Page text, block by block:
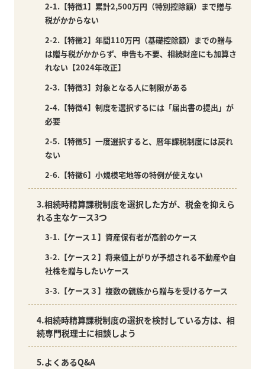
2-1.【特徴1】累計2,500万円（特別控除額）まで贈与
税がかからない
2-2.【特徴2】年間110万円（基礎控除額）までの贈与
は贈与税がかからず、申告も不要、相続財産にも加算さ
れない【2024年改正】
2-3.【特徴3】対象となる人に制限がある
2-4.【特徴4】制度を選択するには「届出書の提出」が
必要
2-5.【特徴5】一度選択すると、暦年課税制度には戻れ
ない
2-6.【特徴6】小規模宅地等の特例が使えない
3.相続時精算課税制度を選択した方が、税金を抑えら
れる主なケース3つ
3-1.【ケース１】資産保有者が高齢のケース
3-2.【ケース２】将来値上がりが予想される不動産や自
社株を贈与したいケース
3-3.【ケース３】複数の親族から贈与を受けるケース
4.相続時精算課税制度の選択を検討している方は、相
続専門税理士に相談しよう
5.よくあるQ&A